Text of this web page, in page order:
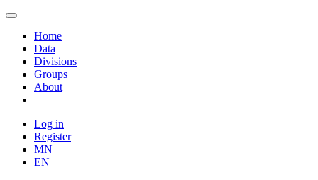
Home
Data
Divisions
Groups
About
Log in
Register
MN
EN